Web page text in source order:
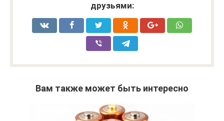
друзьями:
Вам также может быть интересно